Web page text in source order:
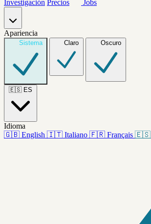
Investigación Precios Jobs
Apariencia
Sistema Claro Oscuro
🇪🇸 ES
Idioma
🇬🇧 English 🇮🇹 Italiano 🇫🇷 Français 🇪🇸